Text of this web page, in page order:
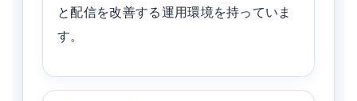
と配信を改善する運用環境を持っていま
す。